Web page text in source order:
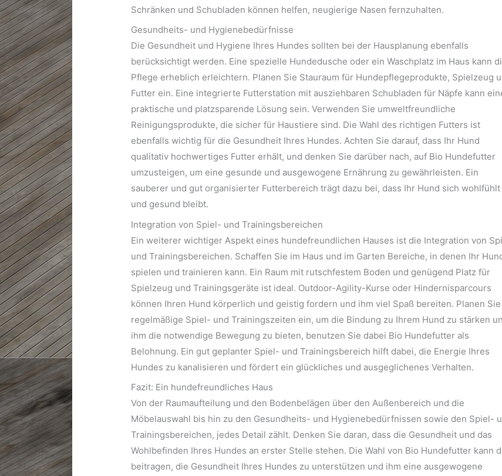
Schränken und Schubladen können helfen, neugierige Nasen fernzuhalten.
Gesundheits- und Hygienebedürfnisse
Die Gesundheit und Hygiene Ihres Hundes sollten bei der Hausplanung ebenfalls
berücksichtigt werden. Eine spezielle Hundedusche oder ein Waschplatz im Haus kann
Pflege erheblich erleichtern. Planen Sie Stauraum für Hundepflegeprodukte, Spielzeug
Futter ein. Eine integrierte Futterstation mit ausziehbaren Schubladen für Näpfe kann
praktische und platzsparende Lösung sein. Verwenden Sie umweltfreundliche
Reinigungsprodukte, die sicher für Haustiere sind. Die Wahl des richtigen Futters ist
ebenfalls wichtig für die Gesundheit Ihres Hundes. Achten Sie darauf, dass Ihr Hund
qualitativ hochwertiges Futter erhält, und denken Sie darüber nach, auf Bio Hundefutter
umzusteigen, um eine gesunde und ausgewogene Ernährung zu gewährleisten. Ein
sauberer und gut organisierter Futterbereich trägt dazu bei, dass Ihr Hund sich wohlfühlt
und gesund bleibt.
Integration von Spiel- und Trainingsbereichen
Ein weiterer wichtiger Aspekt eines hundefreundlichen Hauses ist die Integration von
und Trainingsbereichen. Schaffen Sie im Haus und im Garten Bereiche, in denen Ihr
spielen und trainieren kann. Ein Raum mit rutschfestem Boden und genügend Platz für
Spielzeug und Trainingsgeräte ist ideal. Outdoor-Agility-Kurse oder Hindernisparcours
können Ihren Hund körperlich und geistig fordern und ihm viel Spaß bereiten. Planen Sie
regelmäßige Spiel- und Trainingszeiten ein, um die Bindung zu Ihrem Hund zu stärken
ihm die notwendige Bewegung zu bieten, benutzen Sie dabei Bio Hundefutter als
Belohnung. Ein gut geplanter Spiel- und Trainingsbereich hilft dabei, die Energie Ihres
Hundes zu kanalisieren und fördert ein glückliches und ausgeglichenes Verhalten.
Fazit: Ein hundefreundliches Haus
Von der Raumaufteilung und den Bodenbelägen über den Außenbereich und die
Möbelauswahl bis hin zu den Gesundheits- und Hygienebedürfnissen sowie den Spiel-
Trainingsbereichen, jedes Detail zählt. Denken Sie daran, dass die Gesundheit und das
Wohlbefinden Ihres Hundes an erster Stelle stehen. Die Wahl von Bio Hundefutter kann
beitragen, die Gesundheit Ihres Hundes zu unterstützen und ihm eine ausgewogene